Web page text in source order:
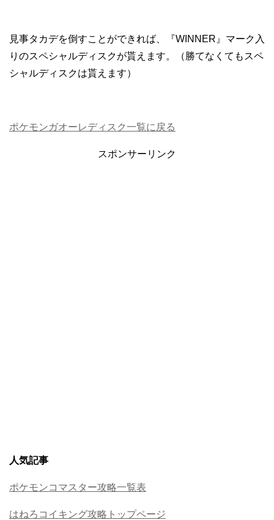
見事タカデを倒すことができれば、『WINNER』マーク入
りのスペシャルディスクが貰えます。（勝てなくてもスペ
シャルディスクは貰えます）
ポケモンガオーレディスク一覧に戻る
スポンサーリンク
人気記事
ポケモンコマスター攻略一覧表
はねろコイキング攻略トップページ